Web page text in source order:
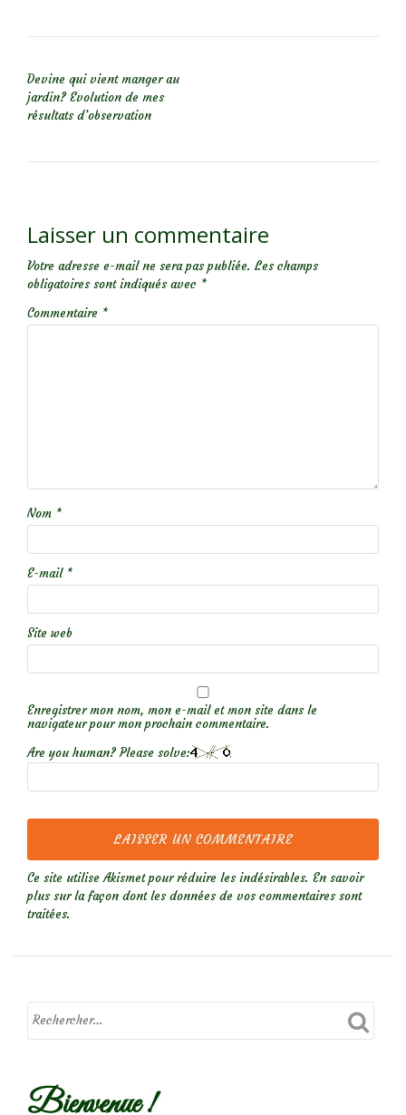
Devine qui vient manger au
jardin? Evolution de mes
résultats d’observation
Laisser un commentaire
Votre adresse e-mail ne sera pas publiée. Les champs
obligatoires sont indiqués avec *
Commentaire *
Nom *
E-mail *
Site web
Enregistrer mon nom, mon e-mail et mon site dans le
navigateur pour mon prochain commentaire.
Are you human? Please solve:
Ce site utilise Akismet pour réduire les indésirables. En savoir
plus sur la façon dont les données de vos commentaires sont
traitées.
Bienvenue !